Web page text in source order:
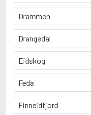
Drammen
Drangedal
Eidskog
Feda
Finneidfjord